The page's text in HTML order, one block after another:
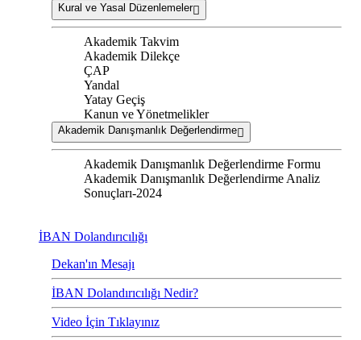
Kural ve Yasal Düzenlemeler
Akademik Takvim
Akademik Dilekçe
ÇAP
Yandal
Yatay Geçiş
Kanun ve Yönetmelikler
Akademik Danışmanlık Değerlendirme
Akademik Danışmanlık Değerlendirme Formu
Akademik Danışmanlık Değerlendirme Analiz
Sonuçları-2024
İBAN Dolandırıcılığı
Dekan'ın Mesajı
İBAN Dolandırıcılığı Nedir?
Video İçin Tıklayınız